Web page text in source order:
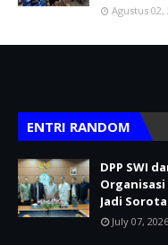
Agustus 02,
ENTRI RANDOM
DPP SWI
Jadi
July 07, 2026